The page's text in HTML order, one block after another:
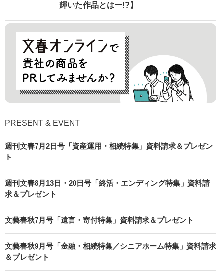
輝いた作品とはー!?】
PRESENT & EVENT
週刊文春7月2日号「資産運用・相続特集」資料請求＆プレゼン
ト
週刊文春8月13日・20日号「終活・エンディング特集」資料請
求＆プレゼント
文藝春秋7月号「遺言・寄付特集」資料請求＆プレゼント
文藝春秋9月号「金融・相続特集／シニアホーム特集」資料請求
＆プレゼント